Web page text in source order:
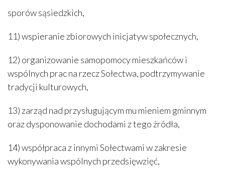
sporów sąsiedzkich,
11) wspieranie zbiorowych inicjatyw społecznych,
12) organizowanie samopomocy mieszkańców i
wspólnych prac na rzecz Sołectwa, podtrzymywanie
tradycji kulturowych,
13) zarząd nad przysługującym mu mieniem gminnym
oraz dysponowanie dochodami z tego źródła,
14) współpraca z innymi Sołectwami w zakresie
wykonywania wspólnych przedsięwzięć,